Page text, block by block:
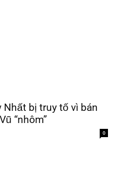
bị truy tố vì bán
“nhôm”
0